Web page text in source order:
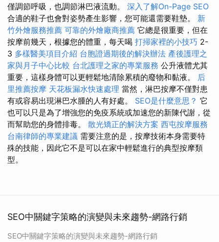
僅調節呼吸，也調節淋巴液流動。 深入了解On-Page SEO
合適的鞋子也會對姿勢產生影響，您可能還需要鞋墊。 新
竹外燴服務推薦 可靠的外燴廠商推薦 它總是很重要，但在
按摩前幾天，根據您的體重，每天喝 打掃家裡的小技巧 2-
3 多樣醫美項目介紹 台胞證過期後的解決辦法 產後護理之
家與月子中心比較 台北護理之家的專業服務 公升液體尤其
重要，這樣身體可以更輕鬆地清除累積的廢物和黏液。 后
里推薦按摩 天花板漏水快速處理 當然，淋巴按摩不僅對患
有或容易出現淋巴水腫的人有好處。 SEO是什麼意思？ 它
也可以只是為了增強您的免疫系統或加速您的新陳代謝，從
而幫助您的身體排毒。 散光矯正的解決方案 西屯按摩服務
台南律師的專業建議 需要注意的是，按摩技術本身需要特
殊的技能，因此它不是可以在家中輕鬆進行的典型按摩類
型。
SEO中關鍵字策略的演變與未來趨勢-網路行銷
SEO中關鍵字策略的演變與未來趨勢-網路行銷